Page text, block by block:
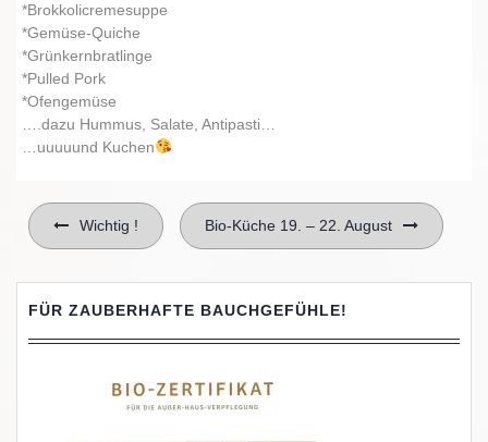
*Brokkolicremesuppe
*Gemüse-Quiche
*Grünkernbratlinge
*Pulled Pork
*Ofengemüse
….dazu Hummus, Salate, Antipasti…
…uuuuund Kuchen
Beitragsnavigation
Wichtig ! Bio-Küche 19. – 22. August
FÜR ZAUBERHAFTE BAUCHGEFÜHLE!